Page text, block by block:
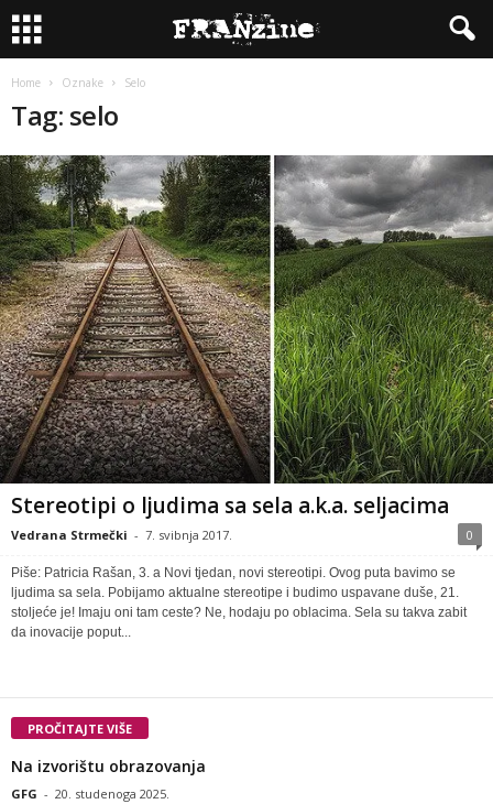
Home Oznake Selo
Tag: selo
Stereotipi o ljudima sa sela a.k.a. seljacima
Vedrana Strmečki - 7. svibnja 2017. 0
Piše: Patricia Rašan, 3. a Novi tjedan, novi stereotipi. Ovog puta bavimo se
ljudima sa sela. Pobijamo aktualne stereotipe i budimo uspavane duše, 21.
stoljeće je! Imaju oni tam ceste? Ne, hodaju po oblacima. Sela su takva zabit
da inovacije poput...
PROČITAJTE VIŠE
Na izvorištu obrazovanja
GFG - 20. studenoga 2025.